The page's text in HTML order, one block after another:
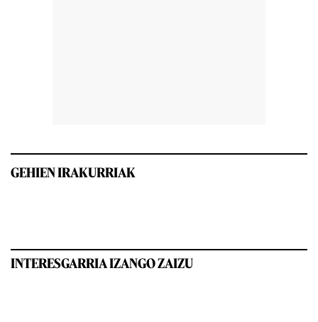
GEHIEN IRAKURRIAK
INTERESGARRIA IZANGO ZAIZU